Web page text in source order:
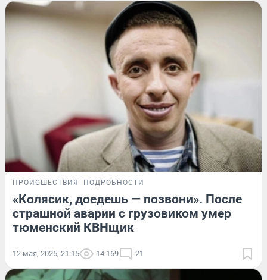
ПРОИСШЕСТВИЯ ПОДРОБНОСТИ
«Колясик, доедешь — позвони». После
страшной аварии с грузовиком умер
тюменский КВНщик
12 мая, 2025, 21:15 14 169 21